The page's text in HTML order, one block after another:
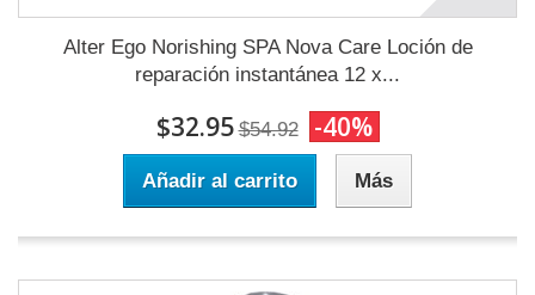
Alter Ego Norishing SPA Nova Care Loción de
reparación instantánea 12 x...
$32.95 $54.92 -40%
Añadir al carrito Más